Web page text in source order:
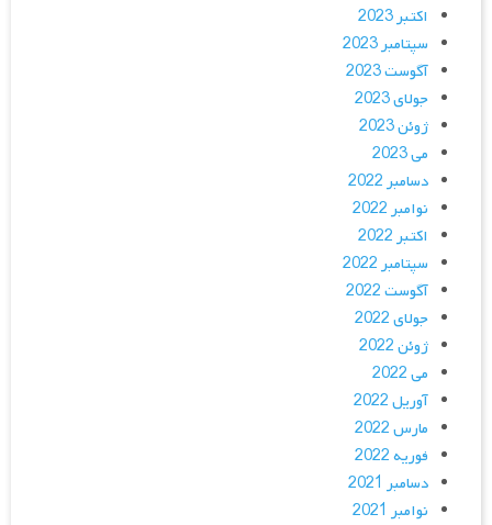
اکتبر 2023
سپتامبر 2023
آگوست 2023
جولای 2023
ژوئن 2023
می 2023
دسامبر 2022
نوامبر 2022
اکتبر 2022
سپتامبر 2022
آگوست 2022
جولای 2022
ژوئن 2022
می 2022
آوریل 2022
مارس 2022
فوریه 2022
دسامبر 2021
نوامبر 2021